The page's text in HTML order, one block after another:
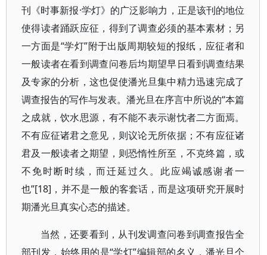
刊《时事新报·学灯》的广泛影响力，正是该刊的地位
使得读者踊跃应征，得到了调查必须的基本素材；另
一方面是“学灯”附于出版周期较短的报纸，应征者和
一般读者在看到调查问卷后均期望早日看到调查结果
及专家的分析，这也促使潘光旦集中精力迅速完成了
调查报告的写作与发表。潘光旦在序言中所说的“本篇
之成就，饮水思源，有不能不表示谢忱者二方面焉。
不有应征诸君之意见，则议论无所依据；不有应征诸
君及一般读者之期望，则恐惰性所至，不克终篇，或
不免时断时续，而迁延过久。此应竭诚感谢者一
也”[18]，并不是一般的客套话，而是这项研究开展时
期潘光旦真实心态的描述。
当然，还要看到，从刊发调查问卷到调查报告全
部刊发，始终用的是“学灯”编辑部的名义，潘光旦个